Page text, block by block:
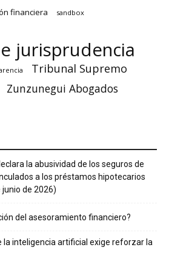
financiera sandbox
jurisprudencia
Tribunal Supremo
Zunzunegui Abogados
la abusividad de los seguros de
a los préstamos hipotecarios
de 2026)
del asesoramiento financiero?
la inteligencia artificial exige reforzar la